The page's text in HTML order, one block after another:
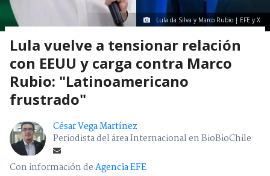
Lula da Silva y Marco Rubio | EFE y X
Lula vuelve a tensionar relación
con EEUU y carga contra Marco
Rubio: "Latinoamericano
frustrado"
César Vega Martínez
Periodista del área Internacional en BioBioChile
Con información deAgencia EFE